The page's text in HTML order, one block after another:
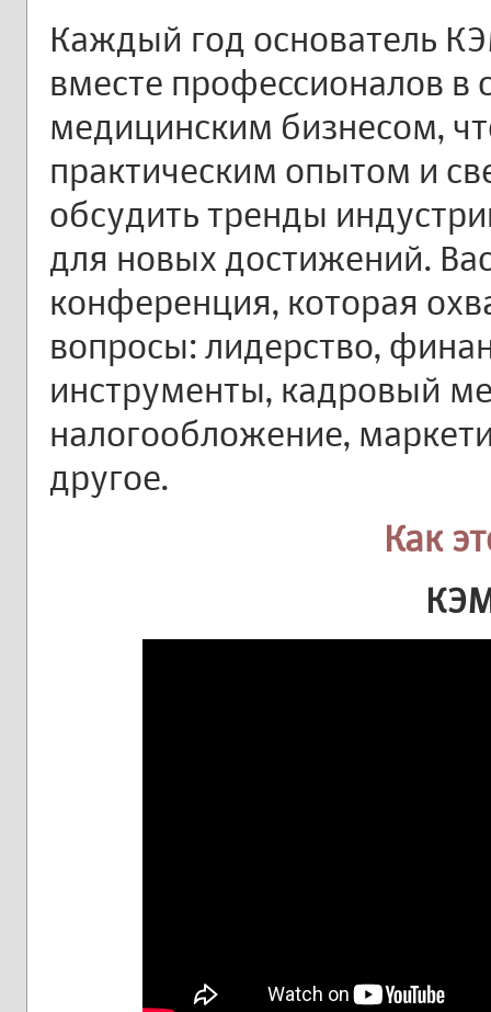
Каждый год основатель
вместе профессионалов в
медицинским бизнесом,
практическим опытом и
обсудить тренды
для новых достижений.
конференция, которая
вопросы: лидерство,
инструменты, кадровый
налогообложение,
другое.
Как